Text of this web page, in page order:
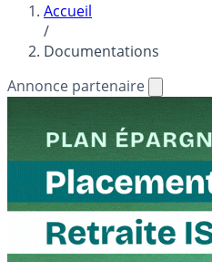
Accueil
/
Documentations
Annonce partenaire